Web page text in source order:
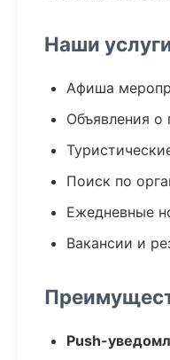
Наши
Афиша
Объявления о
Поиск по
Ежедневные
Вакансии и
Push-